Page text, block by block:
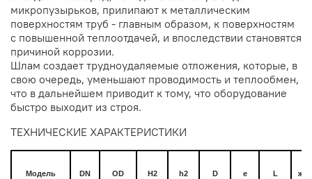
микропузырьков, прилипают к металлическим
поверхностям труб - главным образом, к поверхностям
с повышенной теплоотдачей, и впоследствии становятся
причиной коррозии.
Шлам создает трудноудаляемые отложения, которые, в
свою очередь, уменьшают проводимость и теплообмен,
что в дальнейшем приводит к тому, что оборудование
быстро выходит из строя.
ТЕХНИЧЕСКИЕ ХАРАКТЕРИСТИКИ
Модель DN OD H2 h2 D e L